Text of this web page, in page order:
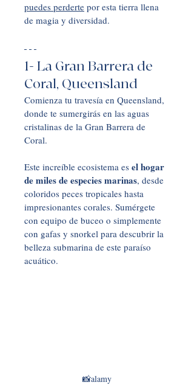
puedes perderte por esta tierra llena
de magia y diversidad.
1- La Gran Barrera de
Coral, Queensland
Comienza tu travesía en Queensland,
donde te sumergirás en las aguas
cristalinas de la Gran Barrera de
Coral.
Este increíble ecosistema es el hogar
de miles de especies marinas, desde
coloridos peces tropicales hasta
impresionantes corales. Sumérgete
con equipo de buceo o simplemente
con gafas y snorkel para descubrir la
belleza submarina de este paraíso
acuático.
📸alamy